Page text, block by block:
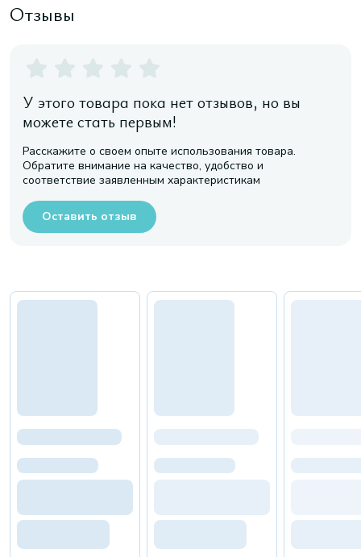
Отзывы
У этого товара пока нет отзывов, но вы
можете стать первым!
Расскажите о своем опыте использования товара.
Обратите внимание на качество, удобство и
соответствие заявленным характеристикам
Оставить отзыв